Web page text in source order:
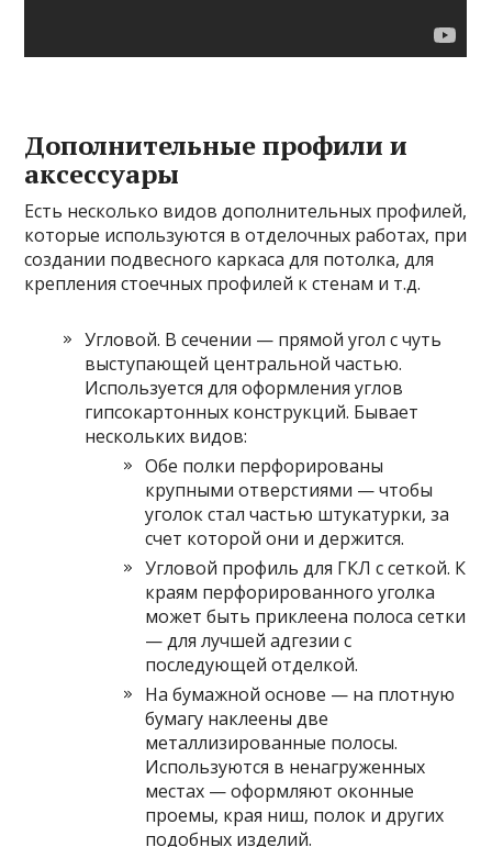
Дополнительные профили и
аксессуары
Есть несколько видов дополнительных профилей,
которые используются в отделочных работах, при
создании подвесного каркаса для потолка, для
крепления стоечных профилей к стенам и т.д.
Угловой. В сечении — прямой угол с чуть
выступающей центральной частью.
Используется для оформления углов
гипсокартонных конструкций. Бывает
нескольких видов:
Обе полки перфорированы
крупными отверстиями — чтобы
уголок стал частью штукатурки, за
счет которой они и держится.
Угловой профиль для ГКЛ с сеткой. К
краям перфорированного уголка
может быть приклеена полоса сетки
— для лучшей адгезии с
последующей отделкой.
На бумажной основе — на плотную
бумагу наклеены две
металлизированные полосы.
Используются в ненагруженных
местах — оформляют оконные
проемы, края ниш, полок и других
подобных изделий.